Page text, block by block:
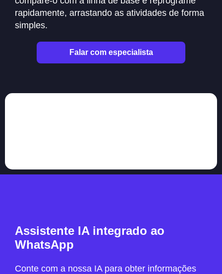
rapidamente, arrastando as atividades de forma
simples.
Falar com especialista
Assistente IA integrado ao
WhatsApp
Conte com a nossa IA para obter informações